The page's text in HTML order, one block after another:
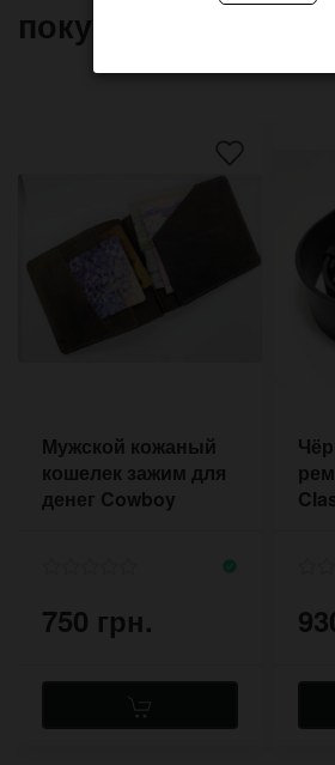
покупают
Мужской кожаный
кошелек зажим для
денег Cowboy
750 грн.